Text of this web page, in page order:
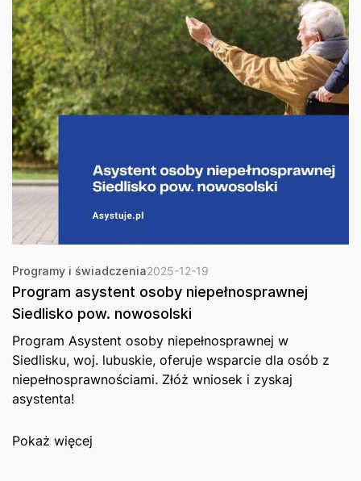
Programy i świadczenia2025-12-19
Program asystent osoby niepełnosprawnej
Siedlisko pow. nowosolski
Program Asystent osoby niepełnosprawnej w
Siedlisku, woj. lubuskie, oferuje wsparcie dla osób z
niepełnosprawnościami. Złóż wniosek i zyskaj
asystenta!
Pokaż więcej